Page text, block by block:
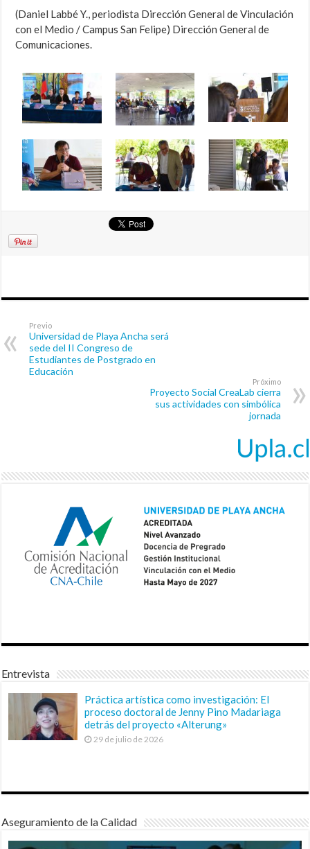
(Daniel Labbé Y., periodista Dirección General de Vinculación
con el Medio / Campus San Felipe) Dirección General de
Comunicaciones.
Previo
Universidad de Playa Ancha será
sede del II Congreso de
Estudiantes de Postgrado en
Educación
Próximo
Proyecto Social CreaLab cierra
sus actividades con simbólica
jornada
Entrevista
Práctica artística como investigación: El
proceso doctoral de Jenny Pino Madariaga
detrás del proyecto «Alterung»
29 de julio de 2026
Aseguramiento de la Calidad